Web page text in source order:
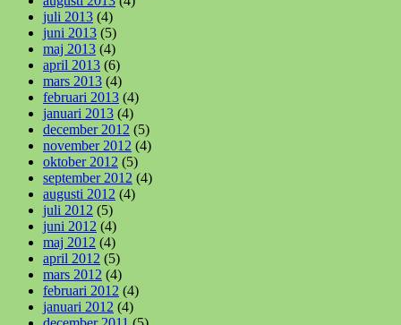
juli 2013 (4)
juni 2013 (5)
maj 2013 (4)
april 2013 (6)
mars 2013 (4)
februari 2013 (4)
januari 2013 (4)
december 2012 (5)
november 2012 (4)
oktober 2012 (5)
september 2012 (4)
augusti 2012 (4)
juli 2012 (5)
juni 2012 (4)
maj 2012 (4)
april 2012 (5)
mars 2012 (4)
februari 2012 (4)
januari 2012 (4)